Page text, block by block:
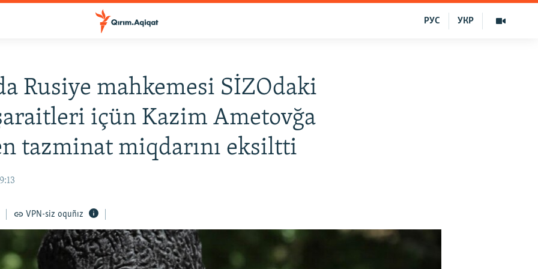
УКР
РУС
Rusiye mahkemesi SİZOdaki
içün Kazim Ametovğa
tazminat miqdarını eksiltti
VPN-siz oquñız